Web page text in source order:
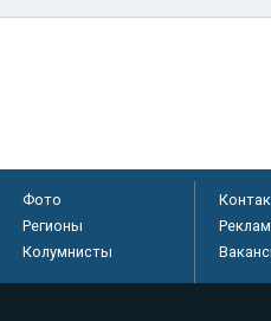
Фото
Регионы
Колумнисты